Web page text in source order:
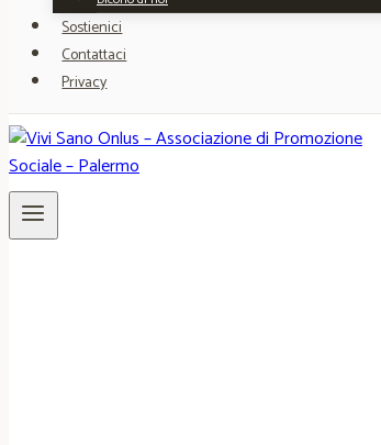
Sostienici
Contattaci
Privacy